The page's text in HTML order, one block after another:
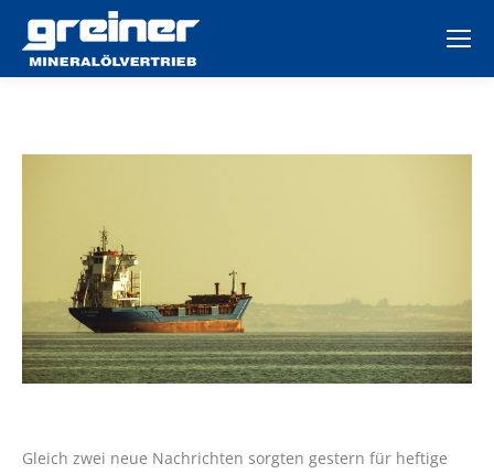
Gleich zwei neue Nachrichten sorgten gestern für heftige